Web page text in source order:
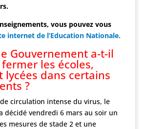
vous pouvez vous
internet de l’Education Nationale.
Gouvernement a-t-il
les écoles,
lycées dans certains
?
circulation intense du virus, le
décidé vendredi 6 mars au soir un
mesures de stade 2 et une